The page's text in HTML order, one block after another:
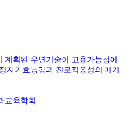
계획된 우연기술이 고용가능성에
자기효능감과 진로적응성의 매개
교육학회